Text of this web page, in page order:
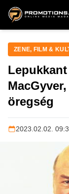
ZENE,
ZENE, FILM &
öregség
2023.02.02.